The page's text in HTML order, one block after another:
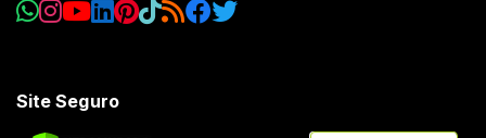
Site Seguro